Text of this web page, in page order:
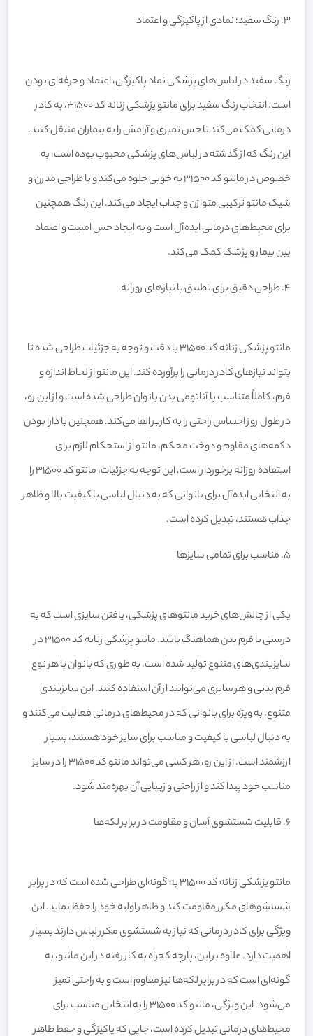
۳. رنگ سفید؛ نمادی از پاکیزگی و اعتماد
رنگ سفید در لباس‌های پزشکی نماد پاکیزگی، اعتماد و حرفه‌ای بودن
است. انتخاب رنگ سفید برای مانتو پزشکی زنانه کد 31500، به کادر
درمانی کمک می‌کند تا حس تمیزی و آرامش را به بیماران منتقل کنند.
این رنگ که از گذشته در لباس‌های پزشکی محبوب بوده است، به
خصوص در مانتو کد 31500 به خوبی جلوه می‌کند و با طراحی مدرن و
شیک مانتو ترکیبی متوازن و جذاب ایجاد می‌کند. این رنگ همچنین
برای محیط‌های درمانی ایده‌آل است و به ایجاد حس امنیت و اعتماد
بین بیمار و پزشک کمک می‌کند.
۴. طراحی دقیق برای تطبیق با نیازهای روزانه
مانتو پزشکی زنانه کد 31500 با دقت و توجه به جزئیات طراحی شده تا
بتواند نیازهای کادر درمانی را برآورده کند. این مانتو از لحاظ اندازه و
فرم، کاملاً متناسب با آناتومی بدن بانوان طراحی شده است و از این رو،
در طول روز احساس راحتی را به کاربر القا می‌کند. همچنین با دارا بودن
دکمه‌های مقاوم و دوخت محکم، مانتو از استحکام لازم برای
استفاده روزانه برخوردار است. این توجه به جزئیات، مانتو کد 31500 را
به انتخابی ایده‌آل برای بانوانی که به دنبال لباسی با کیفیت بالا و ظاهر
جذاب هستند، تبدیل کرده است.
۵. مناسب برای تمامی سایزها
یکی از چالش‌های خرید مانتوهای پزشکی، یافتن سایزی است که به
درستی با فرم بدن هماهنگ باشد. مانتو پزشکی زنانه کد 31500 در
سایزبندی‌های متنوع تولید شده است، به طوری که بانوان با هر نوع
فرم بدنی و هر سایزی می‌توانند از آن استفاده کنند. این سایزبندی
متنوع، به ویژه برای بانوانی که در محیط‌های درمانی فعالیت می‌کنند و
به دنبال لباسی با کیفیت و مناسب برای سایز خود هستند، بسیار
ارزشمند است. از این رو، هر کسی می‌تواند مانتو کد 31500 را در سایز
مناسب خود پیدا کند و از راحتی و زیبایی آن بهره‌مند شود.
۶. قابلیت شستشوی آسان و مقاومت در برابر لکه‌ها
مانتو پزشکی زنانه کد 31500 به گونه‌ای طراحی شده است که در برابر
شستشوهای مکرر مقاومت کند و ظاهر اولیه خود را حفظ نماید. این
ویژگی برای کادر درمانی که نیاز به شستشوی مکرر لباس دارند بسیار
اهمیت دارد. علاوه بر این، پارچه کجراه به کار رفته در این مانتو، به
گونه‌ای است که در برابر لکه‌ها نیز مقاوم است و به راحتی تمیز
می‌شود. این ویژگی، مانتو کد 31500 را به انتخابی مناسب برای
محیط‌های درمانی تبدیل کرده است، جایی که پاکیزگی و حفظ ظاهر